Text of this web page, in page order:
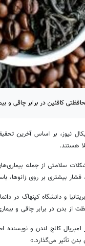
کافئین در برابر چاقی و
هستند.
سلامتی از جمله
بیشتری بر روی زانوها،
و دانشگاه کپنهاگ در
از بدن در برابر چاقی و
امپریال کالج لندن و
تأثیر می‌گذارد.»